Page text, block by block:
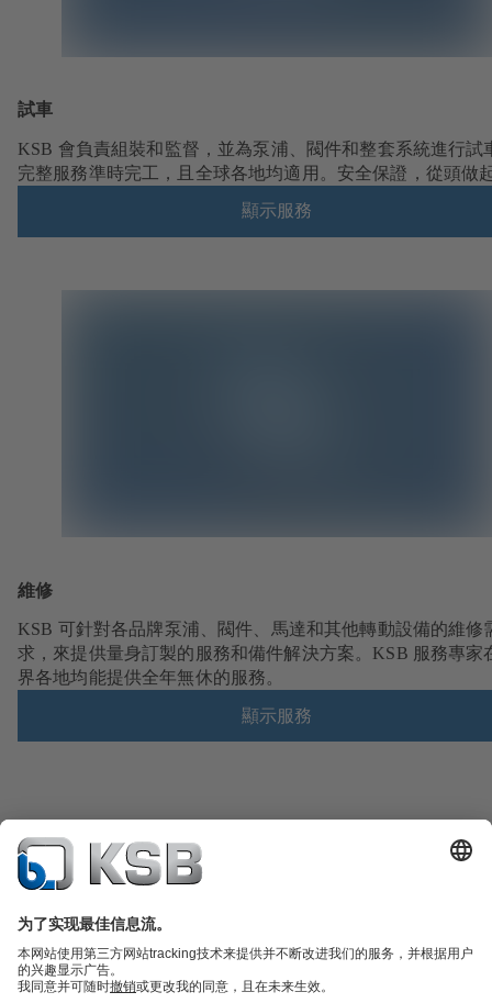
試車
KSB 會負責組裝和監督，並為泵浦、閥件和整套系統進行試
完整服務準時完工，且全球各地均適用。安全保證，從頭做
顯示服務
維修
KSB 可針對各品牌泵浦、閥件、馬達和其他轉動設備的維修
求，來提供量身訂製的服務和備件解決方案。KSB 服務專家
界各地均能提供全年無休的服務。
顯示服務